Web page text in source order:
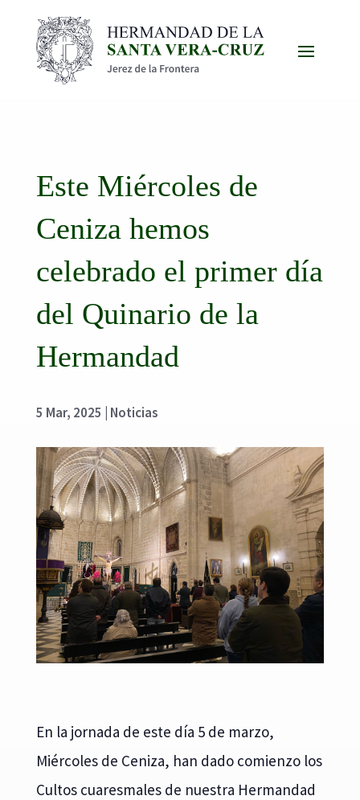
Este Miércoles de
Ceniza hemos
celebrado el primer día
del Quinario de la
Hermandad
5 Mar, 2025 Noticias
En la jornada de este día 5 de marzo,
Miércoles de Ceniza, han dado comienzo los
Cultos cuaresmales de nuestra Hermandad